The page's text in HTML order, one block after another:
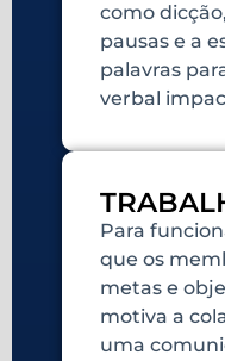
como
pausas e a
palavras
verbal
Para
que os
metas e
motiva a
uma